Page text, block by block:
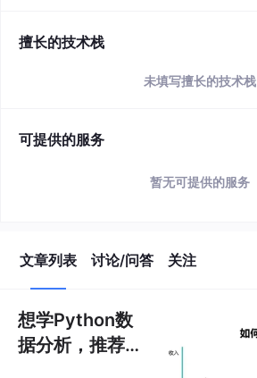
擅长的技术栈
未填写擅长的技术栈
可提供的服务
暂无可提供的服务
文章列表 讨论/问答 关注
想学Python数
据分析，推荐几